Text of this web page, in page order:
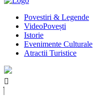
Povestiri & Legende
VideoPovești
Istorie
Evenimente Culturale
Atractii Turistice